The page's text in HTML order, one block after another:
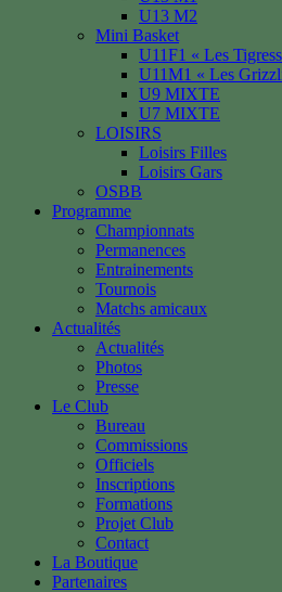
U13 M2
Mini Basket
U11F1 « Les
U11M1 « Les
U9 MIXTE
U7 MIXTE
LOISIRS
Loisirs Filles
Loisirs Gars
OSBB
Programme
Championnats
Permanences
Entrainements
Tournois
Matchs amicaux
Actualités
Actualités
Photos
Presse
Le Club
Bureau
Commissions
Officiels
Inscriptions
Formations
Projet Club
Contact
La Boutique
Partenaires